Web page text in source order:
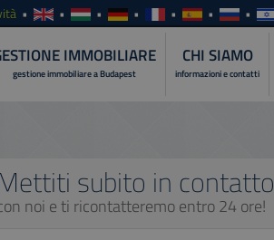
IMMOBILIARE
gestione immobiliare a Budapest
CHI SIAMO
informazioni e contatti
subito in contatto
noi e ti ricontatteremo entro 24 ore!